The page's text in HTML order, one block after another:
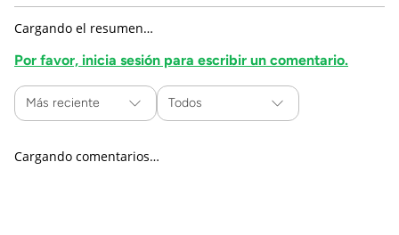
Cargando el resumen…
Por favor, inicia sesión para escribir un comentario.
Más reciente Todos
Cargando comentarios…